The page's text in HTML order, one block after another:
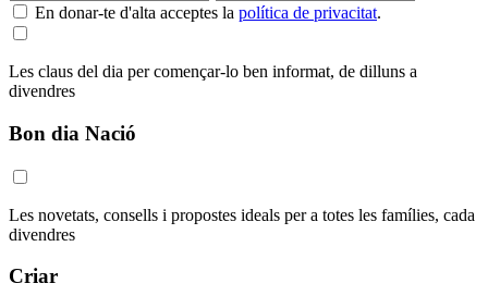
En donar-te d'alta acceptes la política de privacitat.
Les claus del dia per començar-lo ben informat, de dilluns a
divendres
Bon dia Nació
Les novetats, consells i propostes ideals per a totes les famílies, cada
divendres
Criar